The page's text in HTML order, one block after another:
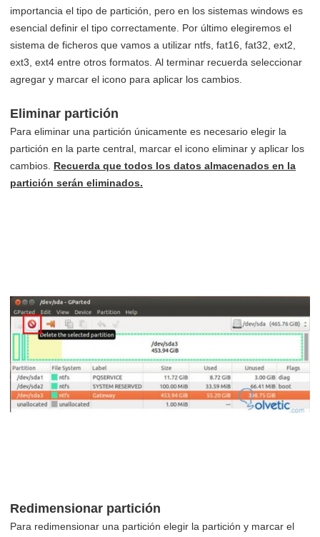
importancia el tipo de partición, pero en los sistemas windows es
esencial definir el tipo correctamente. Por último elegiremos el
sistema de ficheros que vamos a utilizar ntfs, fat16, fat32, ext2,
ext3, ext4 entre otros formatos. Al terminar recuerda seleccionar
agregar y marcar el icono para aplicar los cambios.
Eliminar partición
Para eliminar una partición únicamente es necesario elegir la
partición en la parte central, marcar el icono eliminar y aplicar los
cambios. Recuerda que todos los datos almacenados en la
partición serán eliminados.
Redimensionar partición
Para redimensionar una partición elegir la partición y marcar el